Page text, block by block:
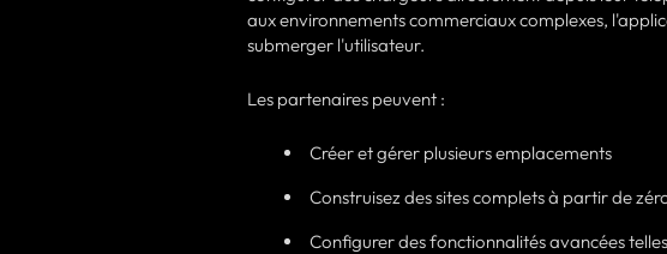
aux environnements commerciaux complexes,
submerger l'utilisateur.
Les partenaires peuvent :
Créer et gérer plusieurs emplacements
Construisez des sites complets à partir de
Configurer des fonctionnalités avancées